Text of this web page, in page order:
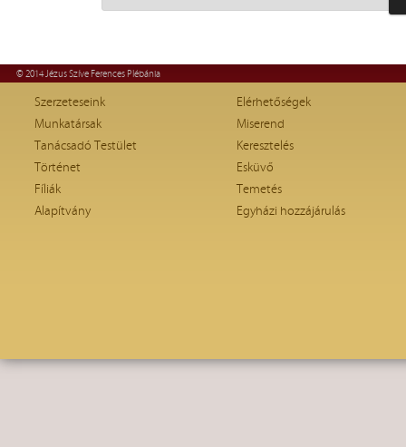
© 2014 Jézus Szíve Ferences Plébánia
Szerzeteseink
Munkatársak
Tanácsadó Testület
Történet
Fíliák
Alapítvány
Elérhetőségek
Miserend
Keresztelés
Esküvő
Temetés
Egyházi hozzájárulás